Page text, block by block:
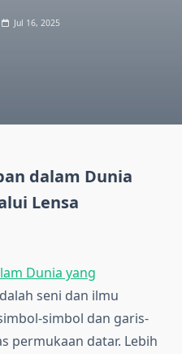
Jul 16, 2025
dalam Dunia
Lensa
Dunia yang
seni dan ilmu
simbol dan garis-
permukaan datar. Lebih